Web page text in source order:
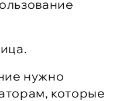
нужно
которые